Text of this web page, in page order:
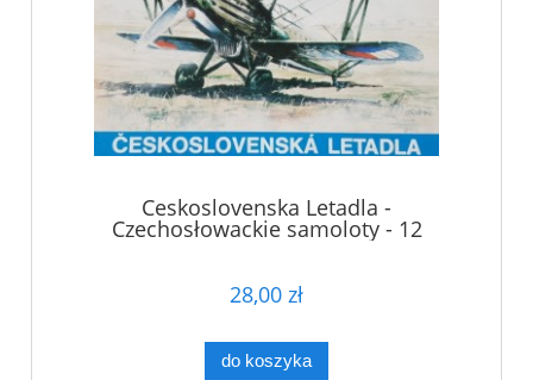
Ceskoslovenska Letadla -
Czechosłowackie samoloty - 12
28,00 zł
do koszyka